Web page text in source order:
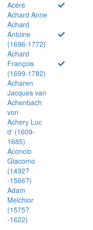
Acéré
Achard Anne
Achard
Antoine
(1696-1772)
Achard
François
(1699-1782)
Acharen
Jacques van
Achenbach
von
Achery Luc
d' (1609-
1685)
Aconcio
Giacomo
(1492?
-1566?)
Adam
Melchior
(1575?
-1622)